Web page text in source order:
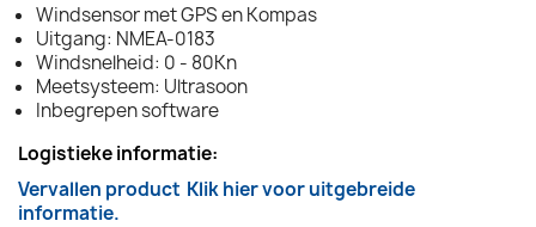
Windsensor met GPS en Kompas
Uitgang: NMEA-0183
Windsnelheid: 0 - 80Kn
Meetsysteem: Ultrasoon
Inbegrepen software
Logistieke informatie:
Vervallen product Klik hier voor uitgebreide
informatie.